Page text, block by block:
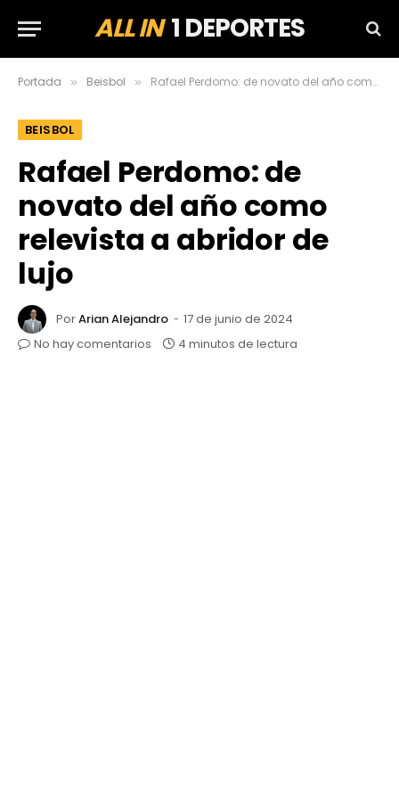
ALL IN1 DEPORTES
Portada » Beisbol » Rafael Perdomo: de novato del año como relevista a abridor de lujo
BEISBOL
Rafael Perdomo: de
novato del año como
relevista a abridor de
lujo
PorArian Alejandro
17 de junio de 2024
No hay comentarios
4 minutos de lectura